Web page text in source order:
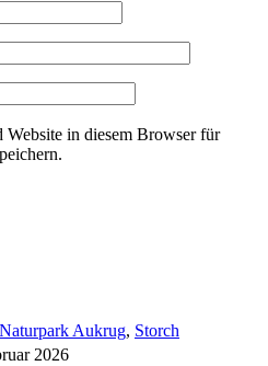
in diesem Browser für
Naturpark Aukrug, Storch
2026